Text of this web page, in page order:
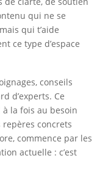
qui ne se
qui t’aide
ce type d’espace
conseils
d’experts. Ce
la fois au besoin
repères concrets
commence par les
actuelle : c’est